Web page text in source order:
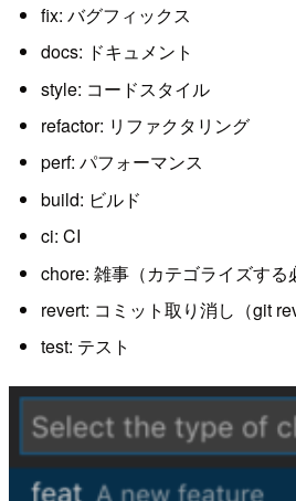
fix: バグフィックス
docs: ドキュメント
style: コードスタイル
refactor: リファクタリング
perf: パフォーマンス
build: ビルド
ci: CI
chore: 雑事（カテゴライズする
revert: コミット取り消し（git
test: テスト